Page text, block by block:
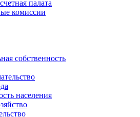
палата
комиссии
собственность
населения